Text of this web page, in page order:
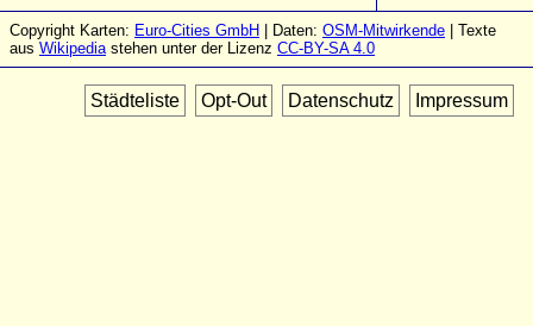
Copyright Karten: Euro-Cities GmbH | Daten: OSM-Mitwirkende | Texte
aus Wikipediastehen unter der Lizenz CC-BY-SA 4.0
Städteliste Opt-Out Datenschutz Impressum